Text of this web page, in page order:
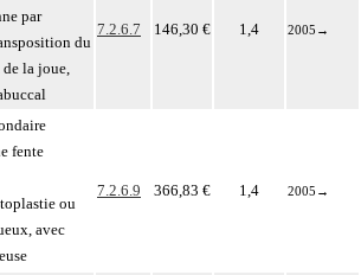
par
du
la joue,
7.2.6.7 146,30 € 1,4 2005 →
fente
ou
avec
7.2.6.9 366,83 € 1,4 2005 →